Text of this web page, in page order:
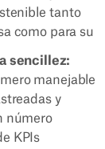
tanto
como para su
sencillez:
manejable
y
número
KPIs